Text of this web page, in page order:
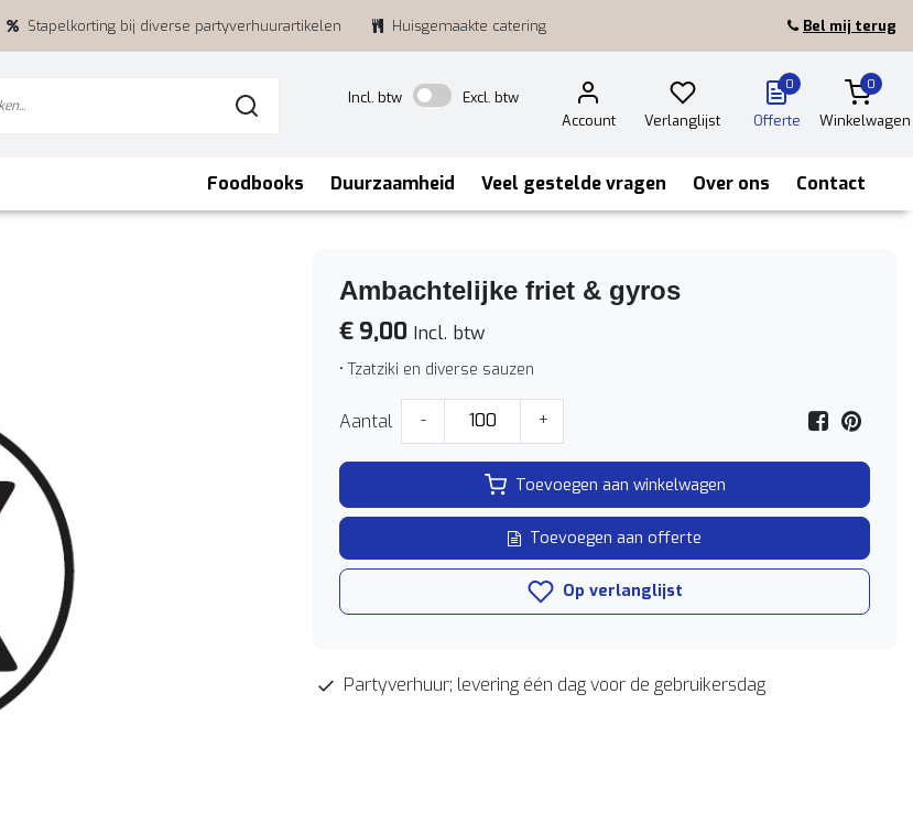
Stapelkorting bij diverse partyverhuurartikelen Huisgemaakte catering Bel mij terug
Incl. btw
Excl. btw
Account
Verlanglijst
0
Offerte
0
Winkelwagen
Foodbooks Duurzaamheid Veel gestelde vragen Over ons Contact
Ambachtelijke friet & gyros
€ 9,00 Incl. btw
• Tzatziki en diverse sauzen
Aantal - +
Toevoegen aan winkelwagen
Toevoegen aan offerte
Op verlanglijst
Partyverhuur; levering één dag voor de gebruikersdag